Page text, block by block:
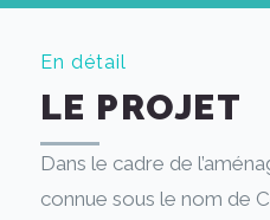
En détail
LE PROJET
Dans le cadre de
connue sous le nom de